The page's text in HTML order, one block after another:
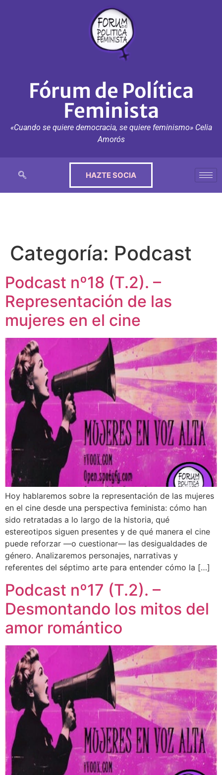
Fórum de Política
Feminista
«Cuando se quiere democracia, se quiere feminismo» Celia
Amorós
HAZTE SOCIA
Categoría: Podcast
Podcast nº18 (T.2). –
Representación de las
mujeres en el cine
Hoy hablaremos sobre la representación de las mujeres
en el cine desde una perspectiva feminista: cómo han
sido retratadas a lo largo de la historia, qué
estereotipos siguen presentes y de qué manera el cine
puede reforzar —o cuestionar— las desigualdades de
género. Analizaremos personajes, narrativas y
referentes del séptimo arte para entender cómo la […]
Podcast nº17 (T.2). –
Desmontando los mitos del
amor romántico